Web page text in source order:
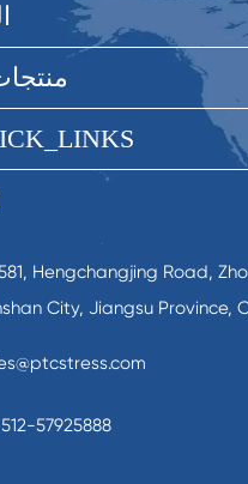
Hengchangjing Road,
City, Jiangsu Province,
57925888